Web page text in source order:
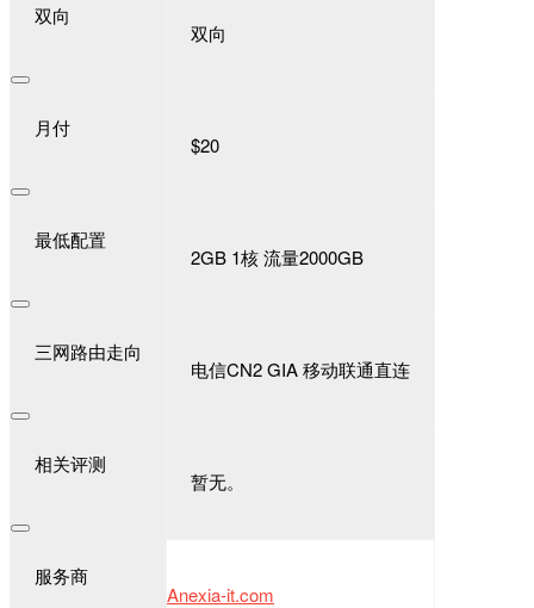
双向
双向
月付
$20
最低配置
2GB 1核 流量2000GB
三网路由走向
电信CN2 GIA 移动联通直连
相关评测
暂无。
服务商
Anexia-it.com